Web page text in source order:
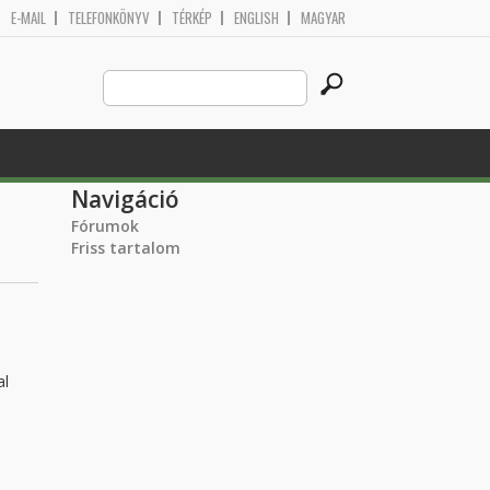
E-MAIL TELEFONKÖNYV TÉRKÉP ENGLISH MAGYAR
Search
this
site
Navigáció
Fórumok
Friss tartalom